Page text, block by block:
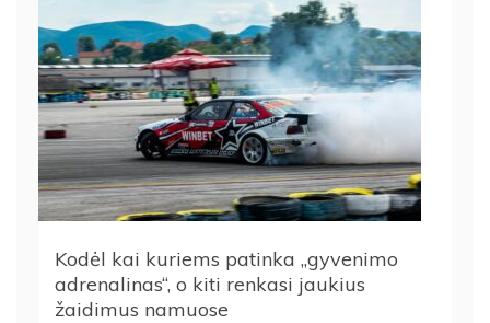
Kodėl kai kuriems patinka „gyvenimo
adrenalinas“, o kiti renkasi jaukius
žaidimus namuose